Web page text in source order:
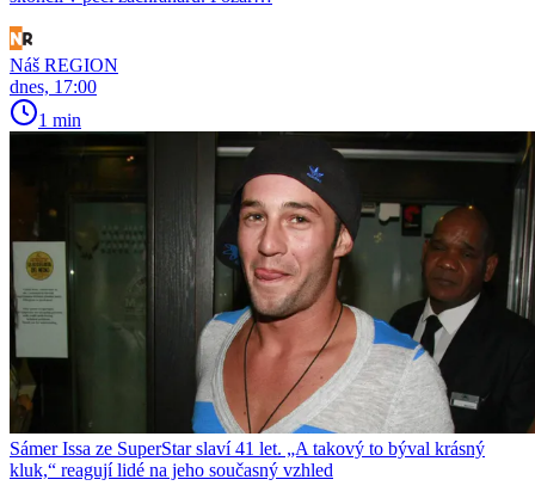
Náš REGION
dnes, 17:00
1 min
Sámer Issa ze SuperStar slaví 41 let. „A takový to býval krásný
kluk,“ reagují lidé na jeho současný vzhled